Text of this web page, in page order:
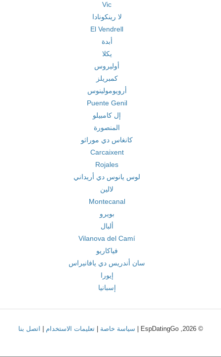
Vic
لا رينكونادا
El Vendrell
أبدة
يكلا
أوليروس
كمبريلز
أرويومولينوس
Puente Genil
إل كامبيلو
المنصورة
كانغاس دي موراثو
Carcaixent
Rojales
لوس يانوس دي أريداني
لالين
Montecanal
بويرو
ألبال
Vilanova del Camí
فياكاريو
سان أندريس دي يافانيراس
إيورا
إسبانيا
© 2026, EspDatingGo | سياسة خاصة |تعليمات الاستخدام اتصل بنا